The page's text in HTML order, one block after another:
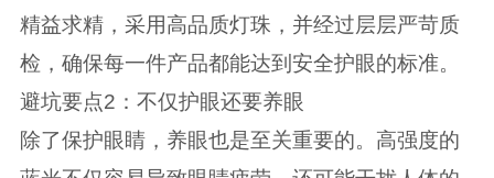
精益求精，采用高品质灯珠，并经过层层严苛质
检，确保每一件产品都能达到安全护眼的标准。
避坑要点2：不仅护眼还要养眼
除了保护眼睛，养眼也是至关重要的。高强度的